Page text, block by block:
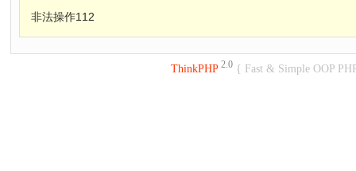
非法操作112
ThinkPHP 2.0 { Fast & Simple OOP